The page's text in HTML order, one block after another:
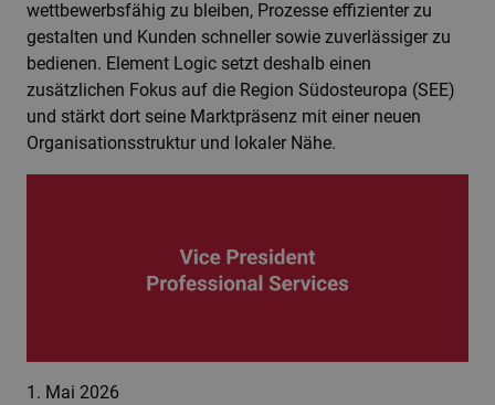
wettbewerbsfähig zu bleiben, Prozesse effizienter zu
gestalten und Kunden schneller sowie zuverlässiger zu
bedienen. Element Logic setzt deshalb einen
zusätzlichen Fokus auf die Region Südosteuropa (SEE)
und stärkt dort seine Marktpräsenz mit einer neuen
Organisationsstruktur und lokaler Nähe.
1. Mai 2026